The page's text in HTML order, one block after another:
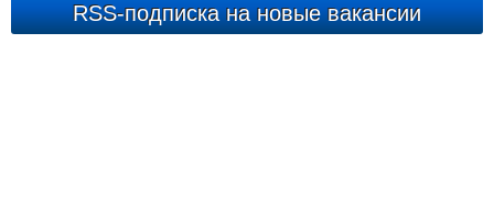
RSS-подписка на новые вакансии